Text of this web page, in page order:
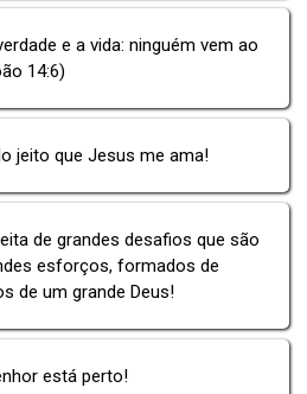
e a vida: ninguém vem ao
14:6)
jeito que Jesus me ama!
de grandes desafios que são
esforços, formados de
de um grande Deus!
está perto!